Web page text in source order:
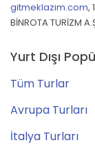
gitmeklazim.com,
BİNROTA TURİZM
Yurt Dışı
Tüm Turlar
Avrupa Turları
İtalya Turları